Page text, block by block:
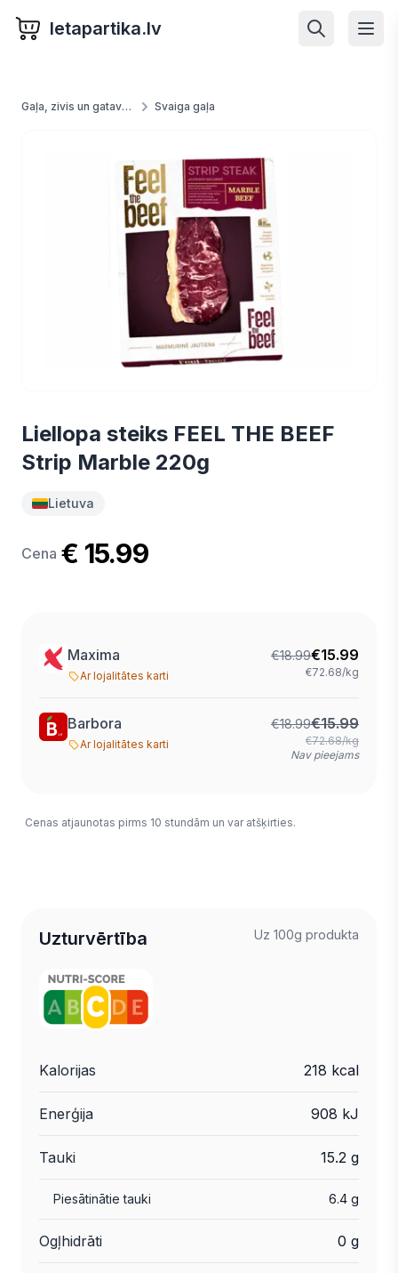
letapartika.lv
Gaļa, zivis un gatavā kulinārija Svaiga gaļa
Liellopa steiks FEEL THE BEEF
Strip Marble 220g
Lietuva
Cena € 15.99
Maxima
Ar lojalitātes karti
€18.99€15.99
€72.68/kg
Barbora
Ar lojalitātes karti
€18.99€15.99
€72.68/kg
Nav pieejams
Cenas atjaunotas pirms 10 stundām un var atšķirties.
Uzturvērtība Uz 100g produkta
Kalorijas 218 kcal
Enerģija 908 kJ
Tauki 15.2 g
Piesātinātie tauki 6.4 g
Ogļhidrāti 0 g